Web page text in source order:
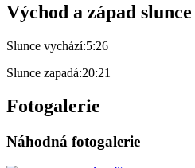
Východ a západ slunce
Slunce vychází:5:26
Slunce zapadá:20:21
Fotogalerie
Náhodná fotogalerie